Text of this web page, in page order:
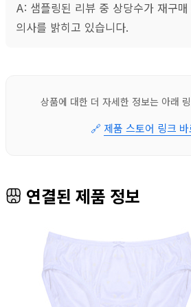
A: 샘플링된 리뷰 중 상당수가 재구
의사를 밝히고 있습니다.
상품에 대한 더 자세한 정보는 아래
🔗 제품 스토어 링크 바
연결된 제품 정보